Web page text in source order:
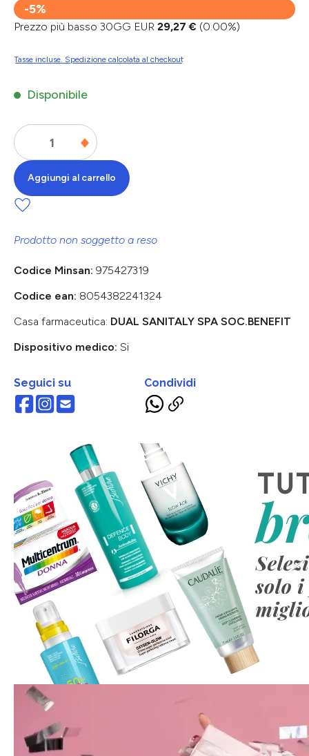
-5%
Prezzo più basso 30GG EUR 29,27 € (0.00%)
Tasse incluse. Spedizione calcolata al checkout
Disponibile
Aggiungi al carrello
Prodotto non soggetto a reso
Codice Minsan: 975427319
Codice ean: 8054382241324
Casa farmaceutica: DUAL SANITALY SPA SOC.BENEFIT
Dispositivo medico: Si
Seguici su Condividi